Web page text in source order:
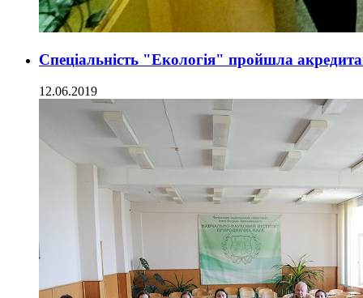
Спеціальність "Екологія" пройшла
12.06.2019